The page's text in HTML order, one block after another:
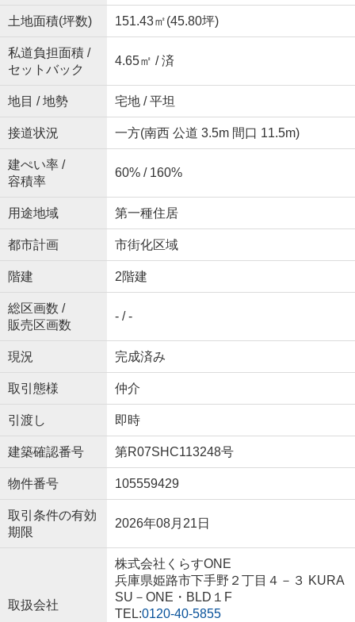
土地面積(坪数) 151.43㎡(45.80坪)
私道負担面積 /
セットバック
4.65㎡ / 済
地目 / 地勢 宅地 / 平坦
接道状況 一方(南西 公道 3.5m 間口 11.5m)
建ぺい率 /
容積率
60% / 160%
用途地域 第一種住居
都市計画 市街化区域
階建 2階建
総区画数 /
販売区画数
- / -
現況 完成済み
取引態様 仲介
引渡し 即時
建築確認番号 第R07SHC113248号
物件番号 105559429
取引条件の有効
期限
2026年08月21日
取扱会社
株式会社くらすONE
兵庫県姫路市下手野２丁目４－３ KURA
SU－ONE・BLD１F
TEL:0120-40-5855